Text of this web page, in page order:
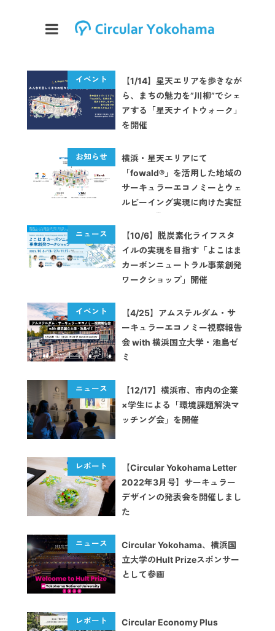
【1/14】星天エリアを歩きなが
ら、まちの魅力を”川柳”でシェ
アする「星天ナイトウォーク」
を開催
横浜・星天エリアにて
「fowald®」を活用した地域の
サーキュラーエコノミーとウェ
ルビーイング実現に向けた実証
【10/6】脱炭素化ライフスタ
イルの実現を目指す「よこはま
カーボンニュートラル事業創発
ワークショップ」開催
【4/25】アムステルダム・サ
ーキュラーエコノミー視察報告
会 with 横浜国立大学・池島ゼ
ミ
【12/17】横浜市、市内の企業
×学生による「環境課題解決マ
ッチング会」を開催
【Circular Yokohama Letter
2022年3月号】サーキュラー
デザインの発表会を開催しまし
た
Circular Yokohama、横浜国
立大学のHult Prizeスポンサー
として参画
Circular Economy Plus